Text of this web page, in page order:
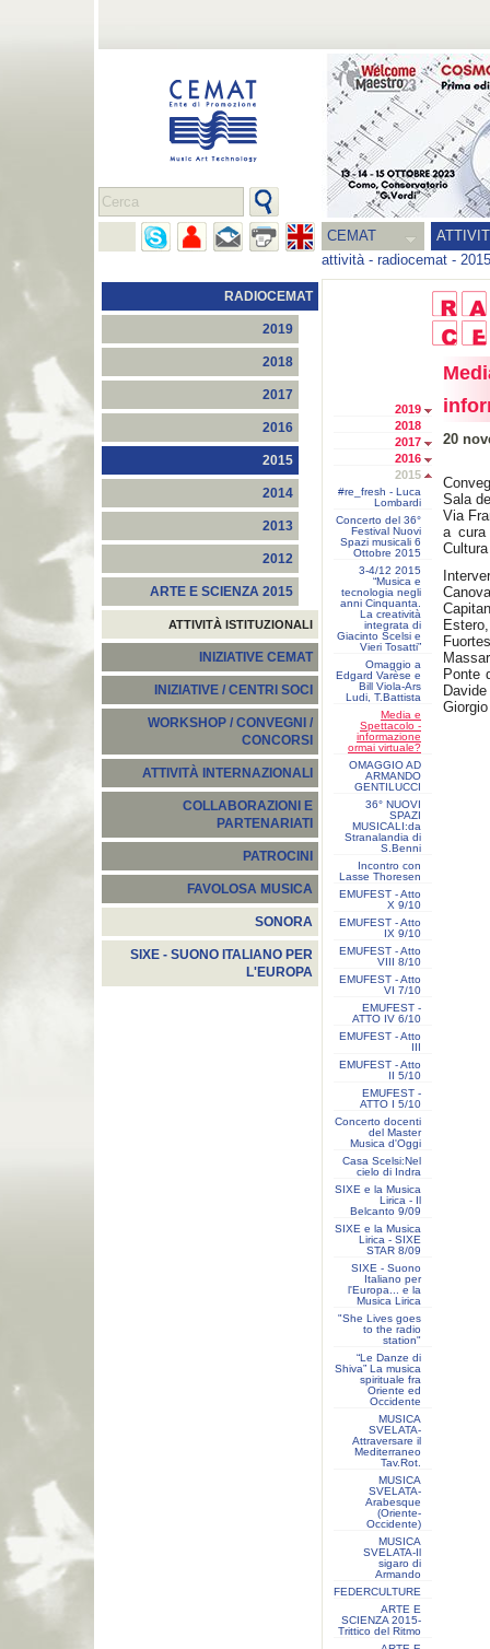
CEMAT
attività- radiocemat - 2015
RADIOCEMAT
2019
2018
2017
2016
2015
2014
2013
2012
ARTE E SCIENZA 2015
ATTIVITÀ ISTITUZIONALI
INIZIATIVE CEMAT
INIZIATIVE / CENTRI SOCI
WORKSHOP / CONVEGNI /
CONCORSI
ATTIVITÀ INTERNAZIONALI
COLLABORAZIONI E
PARTENARIATI
PATROCINI
FAVOLOSA MUSICA
SONORA
SIXE - SUONO ITALIANO PER
L'EUROPA
2019
2018
2017
2016
2015
#re_fresh - Luca
Lombardi
Concerto del 36°
Festival Nuovi
Spazi musicali 6
Ottobre 2015
3-4/12 2015
“Musica e
tecnologia negli
anni Cinquanta.
La creatività
integrata di
Giacinto Scelsi e
Vieri Tosatti”
Omaggio a
Edgard Varèse e
Bill Viola-Ars
Ludi, T.Battista
Media e
Spettacolo -
informazione
ormai virtuale?
OMAGGIO AD
ARMANDO
GENTILUCCI
36° NUOVI
SPAZI
MUSICALI:da
Stranalandia di
S.Benni
Incontro con
Lasse Thoresen
EMUFEST - Atto
X 9/10
EMUFEST - Atto
IX 9/10
EMUFEST - Atto
VIII 8/10
EMUFEST - Atto
VI 7/10
EMUFEST -
ATTO IV 6/10
EMUFEST - Atto
III
EMUFEST - Atto
II 5/10
EMUFEST -
ATTO I 5/10
Concerto docenti
del Master
Musica d'Oggi
Casa Scelsi:Nel
cielo di Indra
SIXE e la Musica
Lirica - Il
Belcanto 9/09
SIXE e la Musica
Lirica - SIXE
STAR 8/09
SIXE - Suono
Italiano per
l'Europa... e la
Musica Lirica
"She Lives goes
to the radio
station"
“Le Danze di
Shiva” La musica
spirituale fra
Oriente ed
Occidente
MUSICA
SVELATA-
Attraversare il
Mediterraneo
Tav.Rot.
MUSICA
SVELATA-
Arabesque
(Oriente-
Occidente)
MUSICA
SVELATA-Il
sigaro di
Armando
FEDERCULTURE
ARTE E
SCIENZA 2015-
Trittico del Ritmo
20
Sala
Via
a cura
Cultura
Ponte